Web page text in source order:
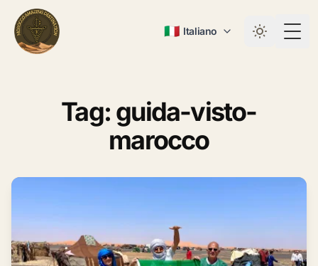
🇮🇹 Italiano
Tag: guida-visto-
marocco